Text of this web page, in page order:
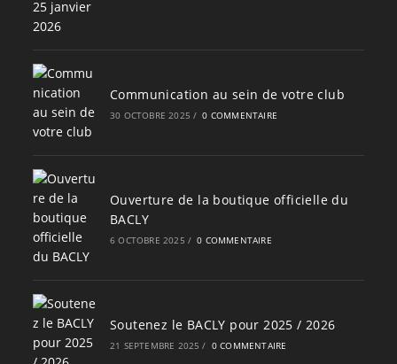
Communication au sein de votre club
30 OCTOBRE 2025 / 0 COMMENTAIRE
Ouverture de la boutique officielle du
BACLY
6 OCTOBRE 2025 / 0 COMMENTAIRE
Soutenez le BACLY pour 2025 / 2026
21 SEPTEMBRE 2025 / 0 COMMENTAIRE